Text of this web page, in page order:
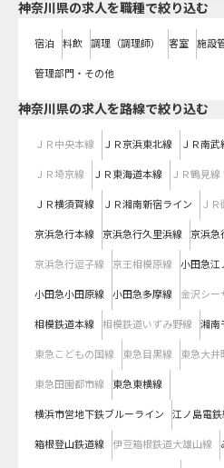
神奈川県の求人を職種で絞り込む
宿泊 料飲 調理（調理師） 客室 施設
管理部門・その他
神奈川県の求人を路線で絞り込む
ＪＲ中央本線 ＪＲ京浜東北線 ＪＲ南武
ＪＲ埼京線 ＪＲ東海道本線 ＪＲ鶴見線
ＪＲ横須賀線 ＪＲ湘南新宿ライン ＪＲ
京浜急行本線 京浜急行久里浜線 京浜急
京浜急行逗子線 京王相模原線 小田急江
小田急小田原線 小田急多摩線 金沢シー
相模鉄道本線 相模鉄道いずみ野線 湘南
東急こどもの国線 東急目黒線 東急大井
東急田園都市線 東急東横線
横浜市営地下鉄ブルーライン 江ノ島電鉄
箱根登山鉄道線 伊豆箱根鉄道大雄山線